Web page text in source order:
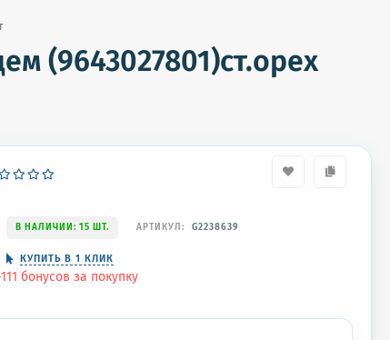
(9643027801)ст.орех
В НАЛИЧИИ: 15 ШТ. АРТИКУЛ: G2238639
КУПИТЬ В 1 КЛИК
111 бонусов за покупку